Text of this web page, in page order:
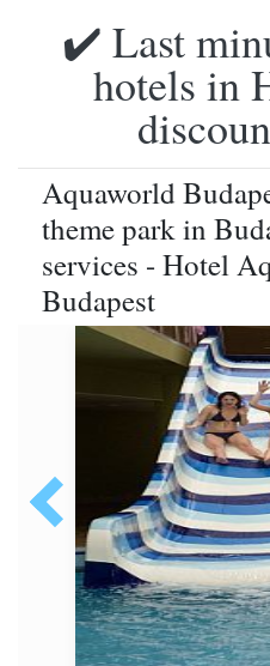
✔️ Last
hotels in
Aquaworld
theme park in
services - Hotel
Budapest